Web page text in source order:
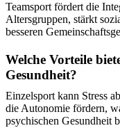
Teamsport fördert die
Altersgruppen, stärkt
besseren
Welche Vorteile
Gesundheit?
Einzelsport kann Stress
die Autonomie fördern,
psychischen Gesundheit